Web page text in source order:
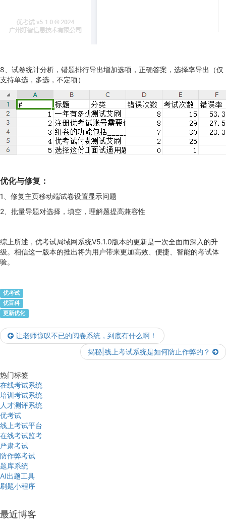
8、试卷统计分析，错题排行导出增加选项，正确答案，选择率导出（仅
支持单选，多选，不定项）
优化与修复：
1、修复主页移动端试卷设置显示问题
2、批量导题对选择，填空，理解题提高兼容性
综上所述，优考试局域网系统V5.1.0版本的更新是一次全面而深入的升
级。相信这一版本的推出将为用户带来更加高效、便捷、智能的考试体
验。
优考试
优百科
更新优化
让老师惊叹不已的阅卷系统，到底有什么啊！
揭秘|线上考试系统是如何防止作弊的？
热门标签
在线考试系统
培训考试系统
人才测评系统
优考试
线上考试平台
在线考试监考
严肃考试
防作弊考试
题库系统
AI出题工具
刷题小程序
最近博客